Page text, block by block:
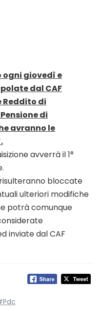
ogni giovedì e
dal CAF
Reddito di
di
avranno le
avverrà il 1°
bloccate
ulteriori modifiche
potrà comunque
inviate dal CAF